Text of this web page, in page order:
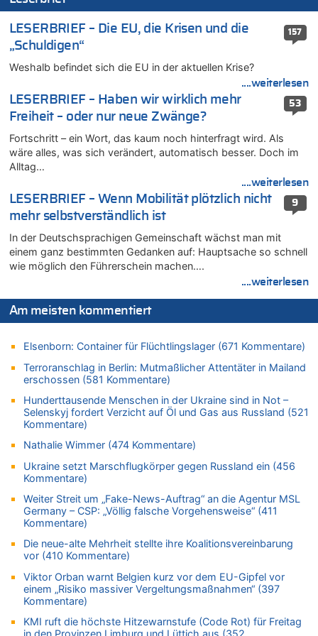
06.08.2026 - 13:27 von Hubert F. zu
Wasserstand des Rheins in NRW so niedrig wie noch nie
06.08.2026 - 13:20 von Speck für die Mâuse zu
FIFA-Spitze demonstriert Einigkeit trotz Kritik und neuer
Vorwürfe gegen Präsident Gianni Infantino
06.08.2026 - 12:41 von Hugo Egon Bernhard von Sinnen zu
Frau hörte Stimmen aus Haus des verstorbenen Nachbarn
06.08.2026 - 12:36 von Gärlinde zu
Aachen ab 11. August wieder Mekka des Pferdesports –
06.08.2026 - 12:26 von Guido Scholzen zu
Zweite Hitzewelle in diesem Sommer ist jetzt amtlich
06.08.2026 - 12:17 von Sparwasser zu
Zweite Hitzewelle in diesem Sommer ist jetzt amtlich
06.08.2026 - 12:13 von Dax zu
Zweite Hitzewelle in diesem Sommer ist jetzt amtlich
06.08.2026 - 12:13 von Heinz F. zu
Mehrere Menschen in Londons City niedergestochen
Zweite Hitzewelle in diesem Sommer ist jetzt amtlich
06.08.2026 - 12:08 von Medium zu
Frau hörte Stimmen aus Haus des verstorbenen Nachbarn
06.08.2026 - 11:52 von Hubert F. zu
Zweite Hitzewelle in diesem Sommer ist jetzt amtlich
06.08.2026 - 11:46 von Ermitler zu
Zweite Hitzewelle in diesem Sommer ist jetzt amtlich
06.08.2026 - 11:42 von Willi Müller zu
Eschweiler: 16-Jähriger soll seine Oma ermordet haben
06.08.2026 - 11:35 von ne Hondsjong zu
Zweite Hitzewelle in diesem Sommer ist jetzt amtlich
06.08.2026 - 11:11 von Dax zu
Wie kam es zur Ceuta-Krise?
06.08.2026 - 10:39 von Mungo zu
Wasserstand des Rheins in NRW so niedrig wie noch nie
06.08.2026 - 10:34 von Ostbelgien Direkt zu
Tessa Wullaert knackt die 100-Tore-Marke für die Red Flames
157
LESERBRIEF – Die EU, die Krisen und die
„Schuldigen“
Weshalb befindet sich die EU in der aktuellen Krise?
....weiterlesen
53
LESERBRIEF – Haben wir wirklich mehr
Freiheit – oder nur neue Zwänge?
Fortschritt – ein Wort, das kaum noch hinterfragt wird. Als
wäre alles, was sich verändert, automatisch besser. Doch im
Alltag…
....weiterlesen
9
LESERBRIEF – Wenn Mobilität plötzlich nicht
mehr selbstverständlich ist
In der Deutschsprachigen Gemeinschaft wächst man mit
einem ganz bestimmten Gedanken auf: Hauptsache so schnell
wie möglich den Führerschein machen….
....weiterlesen
Am meisten kommentiert
Elsenborn: Container für Flüchtlingslager (671 Kommentare)
Terroranschlag in Berlin: Mutmaßlicher Attentäter in Mailand
erschossen (581 Kommentare)
Hunderttausende Menschen in der Ukraine sind in Not –
Selenskyj fordert Verzicht auf Öl und Gas aus Russland (521
Kommentare)
Nathalie Wimmer (474 Kommentare)
Ukraine setzt Marschflugkörper gegen Russland ein (456
Kommentare)
Weiter Streit um „Fake-News-Auftrag“ an die Agentur MSL
Germany – CSP: „Völlig falsche Vorgehensweise“ (411
Kommentare)
Die neue-alte Mehrheit stellte ihre Koalitionsvereinbarung
vor (410 Kommentare)
Viktor Orban warnt Belgien kurz vor dem EU-Gipfel vor
einem „Risiko massiver Vergeltungsmaßnahmen“ (397
Kommentare)
KMI ruft die höchste Hitzewarnstufe (Code Rot) für Freitag